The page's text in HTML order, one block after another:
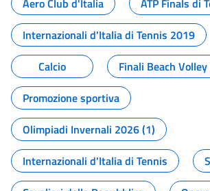
Aero Club d'Italia
ATP Finals di
Internazionali d'Italia di Tennis 2019
Calcio
Finali Beach Volley
Promozione sportiva
Olimpiadi Invernali 2026 (1)
Internazionali d'Italia di Tennis